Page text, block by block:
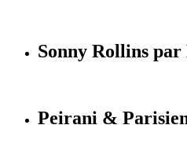
Sonny Rollins
Peirani &